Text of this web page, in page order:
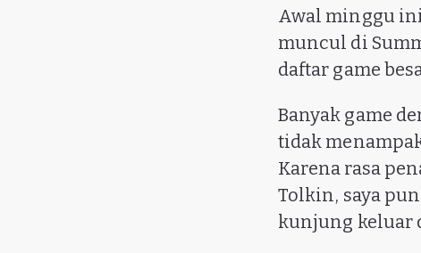
Awal minggu
muncul di
daftar game
Banyak game
tidak
Karena rasa
Tolkin, saya
kunjung keluar